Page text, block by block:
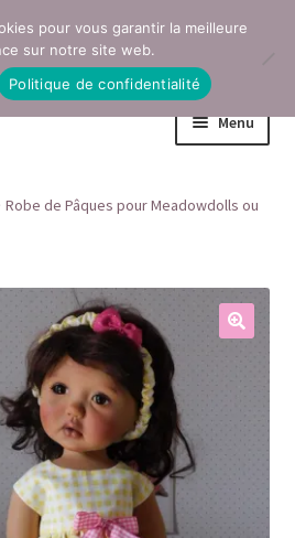
Menu
vente
Robe de Pâques pour Meadowdolls ou
pour vous garantir la meilleure
sur notre site web.
Politique de confidentialité